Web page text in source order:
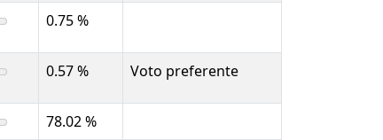
0.75 %
0.57 % Voto preferente
78.02 %